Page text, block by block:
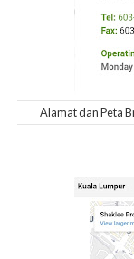
Alamat dan Peta